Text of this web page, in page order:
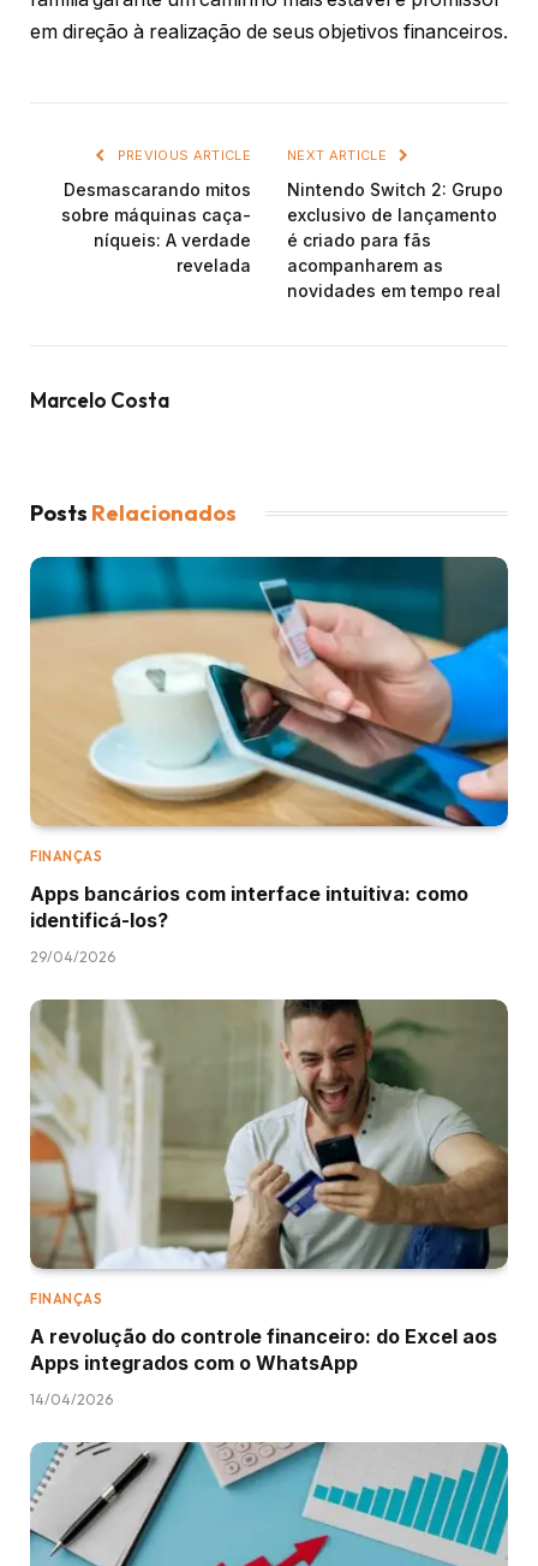
em direção à realização de seus objetivos financeiros.
PREVIOUS ARTICLE
Desmascarando mitos
sobre máquinas caça-
níqueis: A verdade
revelada
NEXT ARTICLE
Nintendo Switch 2: Grupo
exclusivo de lançamento
é criado para fãs
acompanharem as
novidades em tempo real
Marcelo Costa
Posts Relacionados
FINANÇAS
Apps bancários com interface intuitiva: como
identificá-los?
29/04/2026
FINANÇAS
A revolução do controle financeiro: do Excel aos
Apps integrados com o WhatsApp
14/04/2026